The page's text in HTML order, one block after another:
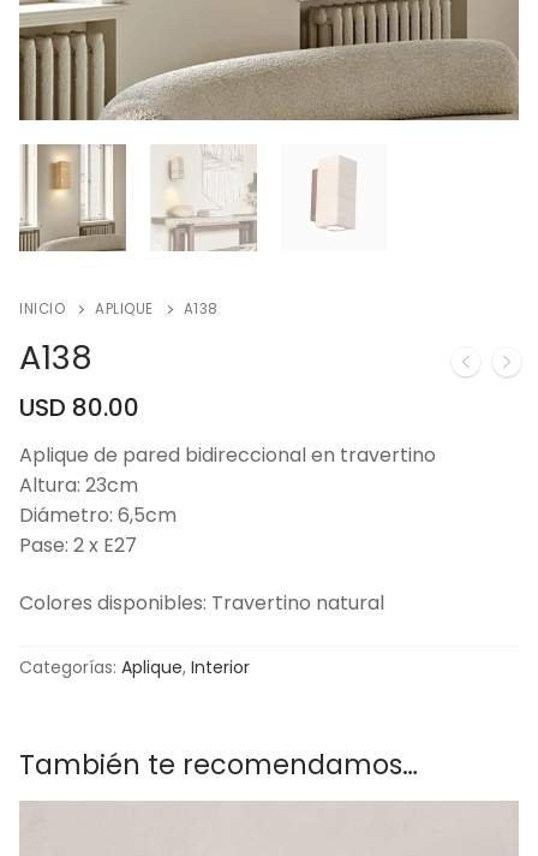
INICIO APLIQUE A138
A138
USD 80.00
Aplique de pared bidireccional en travertino
Altura: 23cm
Diámetro: 6,5cm
Pase: 2 x E27
Colores disponibles: Travertino natural
Categorías: Aplique, Interior
También te recomendamos…